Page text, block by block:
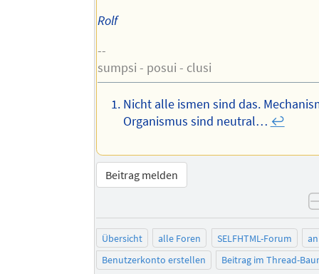
Rolf
--
sumpsi - posui - clusi
Nicht alle ismen sind das.
Organismus sind neutral… ↩︎
Beitrag melden
Übersicht alle Foren SELFHTML-Forum
Benutzerkonto erstellen
Beitrag im Thread-